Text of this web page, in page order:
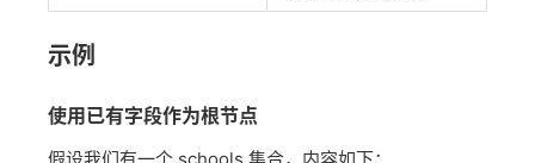
示例
使用已有字段作为根节点